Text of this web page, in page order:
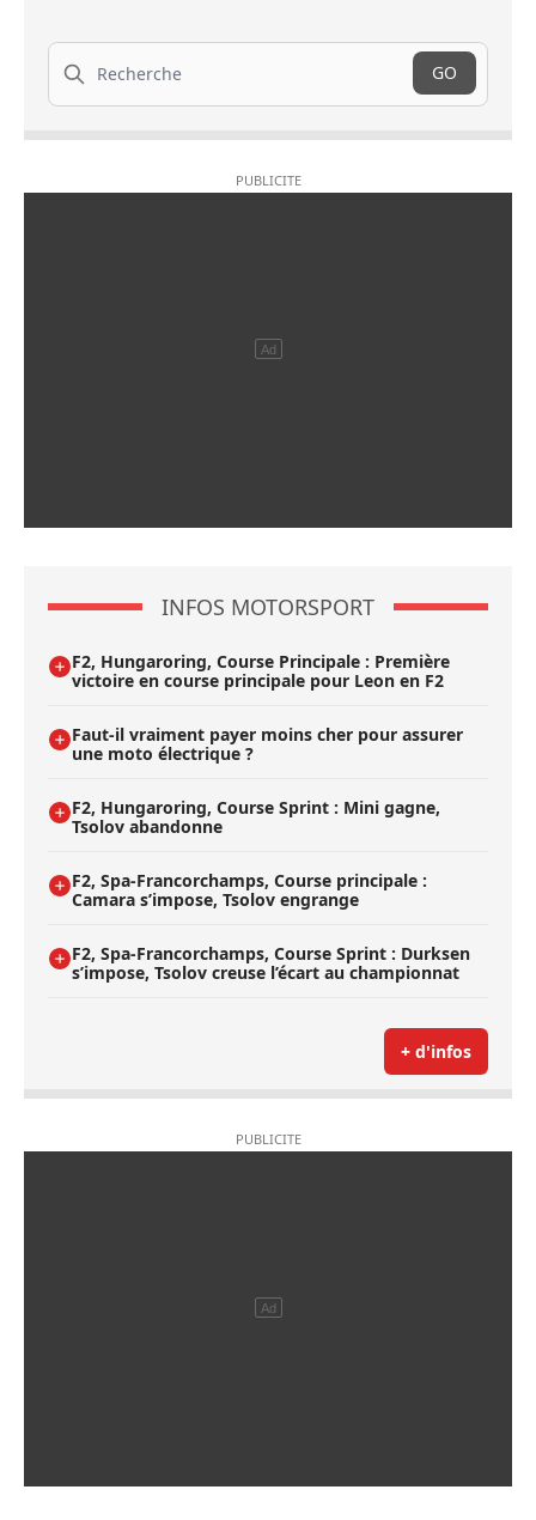
Recherche
GO
INFOS MOTORSPORT
F2, Hungaroring, Course Principale : Première
victoire en course principale pour Leon en F2
Faut-il vraiment payer moins cher pour assurer
une moto électrique ?
F2, Hungaroring, Course Sprint : Mini gagne,
Tsolov abandonne
F2, Spa-Francorchamps, Course principale :
Camara s’impose, Tsolov engrange
F2, Spa-Francorchamps, Course Sprint : Durksen
s’impose, Tsolov creuse l’écart au championnat
+ d'infos